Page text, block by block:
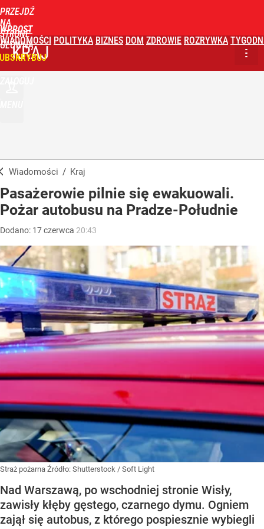
PRZEJDŹ
NA
STRONĘ
GŁÓWNĄ
WPROST
WIADOMOŚCI POLITYKA BIZNES DOM ZDROWIE ROZRYWKA
KRAJ
Wiadomości / Kraj
Pasażerowie pilnie się ewakuowali.
Pożar autobusu na Pradze-Południe
Dodano: 17czerwca 20:43
Straż pożarna Źródło: Shutterstock / Soft Light
Nad Warszawą, po wschodniej stronie Wisły,
zawisły kłęby gęstego, czarnego dymu. Ogniem
zajął się autobus, z którego pospiesznie wybiegli